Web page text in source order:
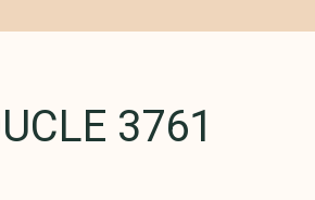
3761